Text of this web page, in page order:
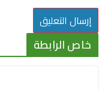
خاص الرابطة